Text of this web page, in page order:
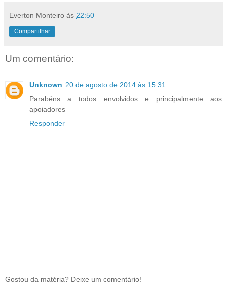
Everton Monteiro às 22:50
Compartilhar
Um comentário:
Unknown 20 de agosto de 2014 às 15:31
Parabéns a todos envolvidos e principalmente aos
apoiadores
Responder
Gostou da matéria? Deixe um comentário!